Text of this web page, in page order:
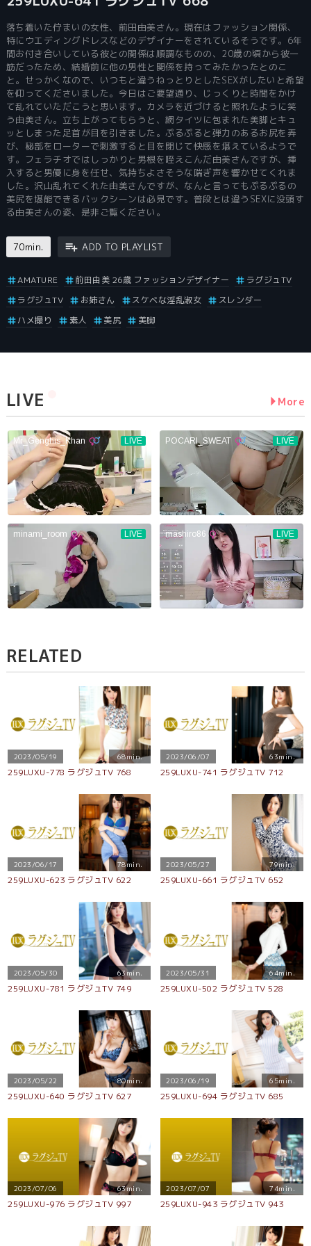
落ち着いた佇まいの女性、前田由美さん。現在はファッション関係、
特にウエディングドレスなどのデザイナーをされているそうです。6年
間お付き合いしている彼との関係は順調なものの、20歳の頃から彼一
筋だったため、結婚前に他の男性と関係を持ってみたかったとのこ
と。せっかくなので、いつもと違うねっとりとしたSEXがしたいと希望
を仰ってくださいました。今日はご要望通り、じっくりと時間をかけ
て乱れていただこうと思います。カメラを近づけると照れたように笑
う由美さん。立ち上がってもらうと、網タイツに包まれた美脚とキュ
ッとしまった足首が目を引きました。ぷるぷると弾力のあるお尻を弄
び、秘部をローターで刺激すると目を閉じて快感を堪えているようで
す。フェラチオではしっかりと男根を咥えこんだ由美さんですが、挿
入すると男優に身を任せ、気持ちよさそうな喘ぎ声を響かせてくれま
した。沢山乱れてくれた由美さんですが、なんと言ってもぷるぷるの
美尻を堪能できるバックシーンは必見です。普段とは違うSEXに没頭す
る由美さんの姿、是非ご覧ください。
70min. ADD TO PLAYLIST
AMATURE 前田由美 26歳 ファッションデザイナー
ラグジュTV
ラグジュTV
お姉さん スケベな淫乱淑女
スレンダー
ハメ撮り
素人 美尻 美脚
LIVE More
RELATED
2023/05/19 68min.
259LUXU-778 ラグジュTV 768
2023/06/07 63min.
259LUXU-741 ラグジュTV 712
2023/06/17 78min.
259LUXU-623 ラグジュTV 622
2023/05/27 79min.
259LUXU-661 ラグジュTV 652
2023/05/30 63min.
259LUXU-781 ラグジュTV 749
2023/05/31 64min.
259LUXU-502 ラグジュTV 528
2023/05/22 80min.
259LUXU-640 ラグジュTV 627
2023/06/19 65min.
259LUXU-694 ラグジュTV 685
2023/07/06 63min.
259LUXU-976 ラグジュTV 997
2023/07/07 74min.
259LUXU-943 ラグジュTV 943